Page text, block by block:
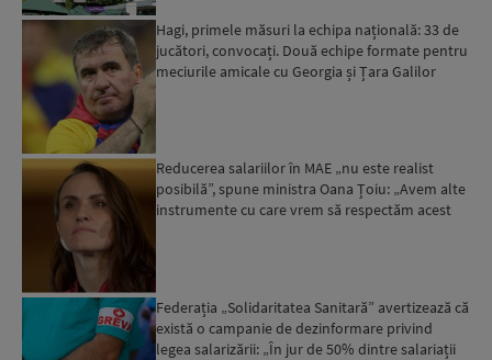
Hagi, primele măsuri la echipa națională: 33 de
jucători, convocați. Două echipe formate pentru
meciurile amicale cu Georgia și Țara Galilor
Reducerea salariilor în MAE „nu este realist
posibilă”, spune ministra Oana Țoiu: „Avem alte
instrumente cu care vrem să respectăm acest
Federația „Solidaritatea Sanitară” avertizează că
există o campanie de dezinformare privind
legea salarizării: „În jur de 50% dintre salariații